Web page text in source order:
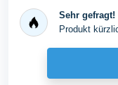
Sehr gefragt!
Produkt